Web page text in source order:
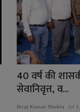
40 वर्ष की
सेवानिवृत्त, व...
Niraj Kumar Shukla Jul